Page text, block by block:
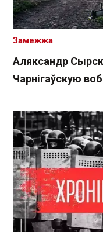
Аляксандр
Чарнігаўскую
Замежжа